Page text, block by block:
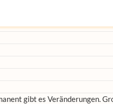
gibt es Veränderungen.